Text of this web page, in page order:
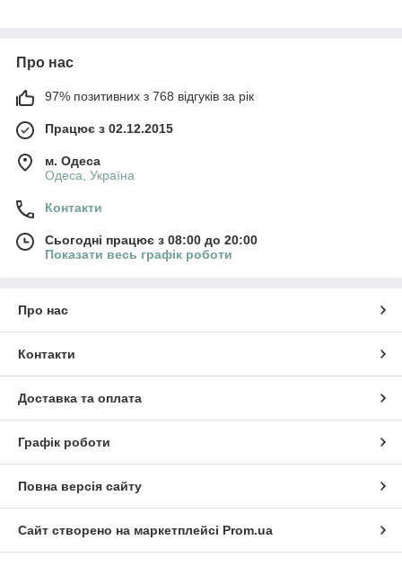
Про нас
97% позитивних з 768 відгуків за рік
Працює з 02.12.2015
м. Одеса
Одеса, Україна
Контакти
Сьогодні працює з 08:00 до 20:00
Показати весь графік роботи
Про нас
Контакти
Доставка та оплата
Графік роботи
Повна версія сайту
Сайт створено на маркетплейсі Prom.ua